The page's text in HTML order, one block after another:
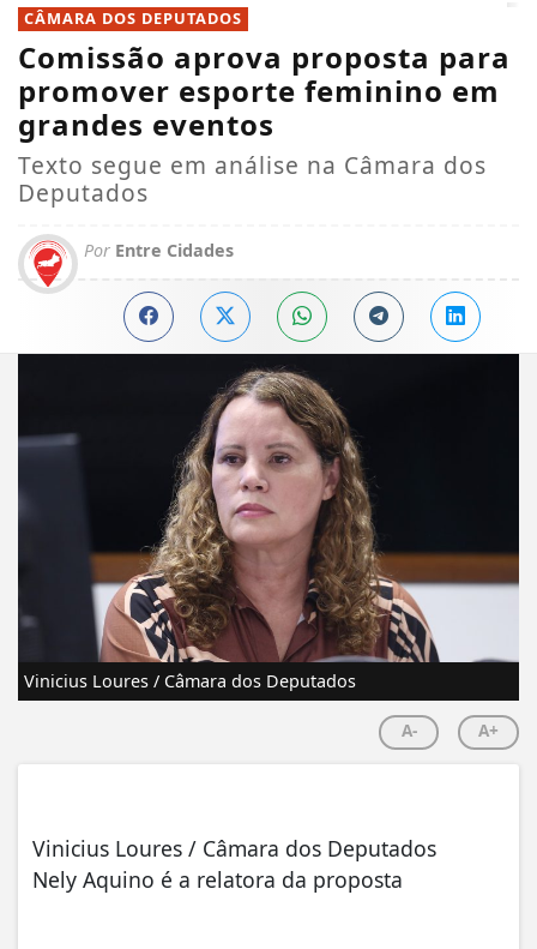
CÂMARA DOS DEPUTADOS
Comissão aprova proposta para
promover esporte feminino em
grandes eventos
Texto segue em análise na Câmara dos
Deputados
Por Entre Cidades
Vinicius Loures / Câmara dos Deputados
A- A+
Vinicius Loures / Câmara dos Deputados
Nely Aquino é a relatora da proposta